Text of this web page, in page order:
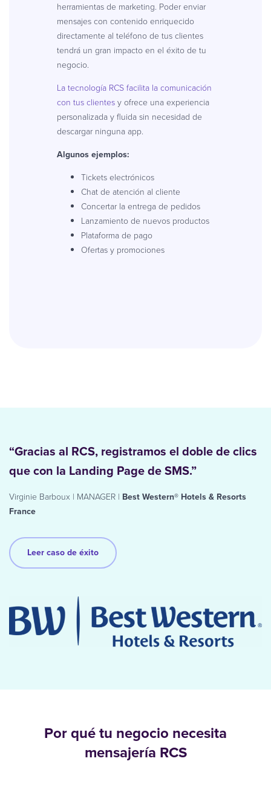
herramientas de marketing. Poder enviar
mensajes con contenido enriquecido
directamente al teléfono de tus clientes
tendrá un gran impacto en el éxito de tu
negocio.
La tecnología RCS facilita la comunicación
con tus clientesy ofrece una experiencia
personalizada y fluida sin necesidad de
descargar ninguna app.
Algunos ejemplos:
Tickets electrónicos
Chat de atención al cliente
Concertar la entrega de pedidos
Lanzamiento de nuevos productos
Plataforma de pago
Ofertas y promociones
“Gracias al RCS, registramos el doble de clics
que con la Landing Page de SMS.”
Virginie Barboux | MANAGER | Best Western® Hotels & Resorts
France
Leer caso de éxito
Por qué tu negocio necesita
mensajería RCS